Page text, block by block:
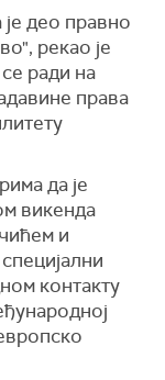
део правно
рекао је
ради на
права
да је
викенда
и
контакту